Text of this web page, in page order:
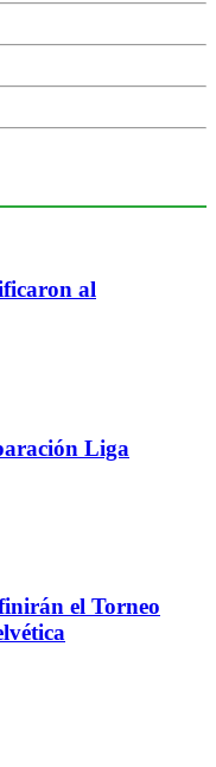
al
Liga
el Torneo